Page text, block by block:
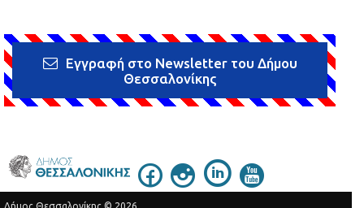
Εγγραφή στο Newsletter του Δήμου
Θεσσαλονίκης